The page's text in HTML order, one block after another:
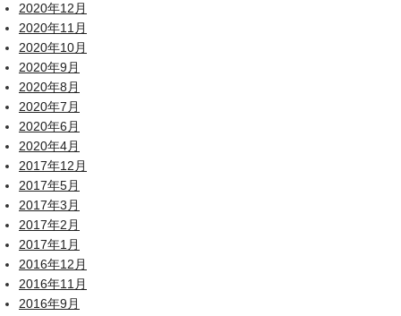
2020年12月
2020年11月
2020年10月
2020年9月
2020年8月
2020年7月
2020年6月
2020年4月
2017年12月
2017年5月
2017年3月
2017年2月
2017年1月
2016年12月
2016年11月
2016年9月